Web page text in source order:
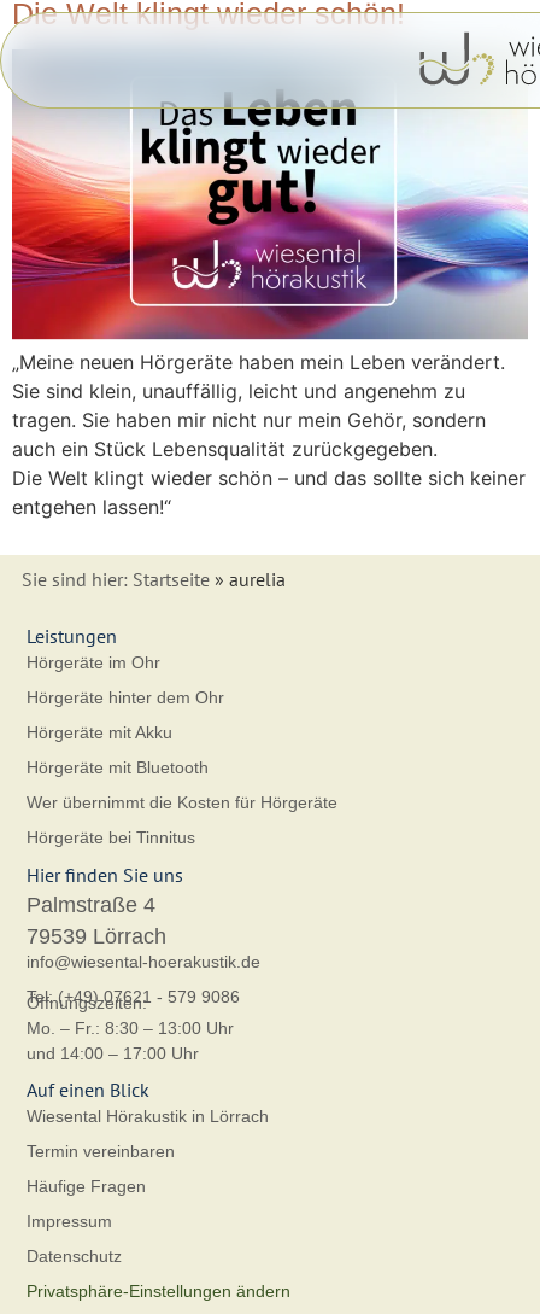
springen
Die Welt klingt wieder schön!
„Meine neuen Hörgeräte haben mein Leben verändert.
Sie sind klein, unauffällig, leicht und angenehm zu
tragen. Sie haben mir nicht nur mein Gehör, sondern
auch ein Stück Lebensqualität zurückgegeben.
Die Welt klingt wieder schön – und das sollte sich keiner
entgehen lassen!“
Sie sind hier: Startseite» aurelia
Leistungen
Hörgeräte im Ohr
Hörgeräte hinter dem Ohr
Hörgeräte mit Akku
Hörgeräte mit Bluetooth
Wer übernimmt die Kosten für Hörgeräte
Hörgeräte bei Tinnitus
Hier finden Sie uns
Palmstraße 4
79539 Lörrach
info@wiesental-hoerakustik.de
Tel: (+49) 07621 - 579 9086
Öffnungszeiten:
Mo. – Fr.: 8:30 – 13:00 Uhr
und 14:00 – 17:00 Uhr
Auf einen Blick
Wiesental Hörakustik in Lörrach
Termin vereinbaren
Häufige Fragen
Impressum
Datenschutz
Privatsphäre-Einstellungen ändern